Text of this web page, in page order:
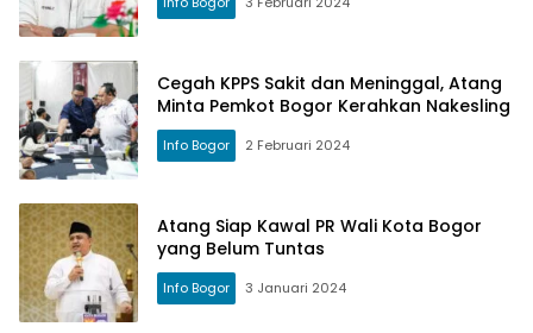
Cegah KPPS Sakit dan Meninggal, Atang
Minta Pemkot Bogor Kerahkan Nakesling
Info Bogor 2 Februari 2024
Atang Siap Kawal PR Wali Kota Bogor
yang Belum Tuntas
Info Bogor 3 Januari 2024